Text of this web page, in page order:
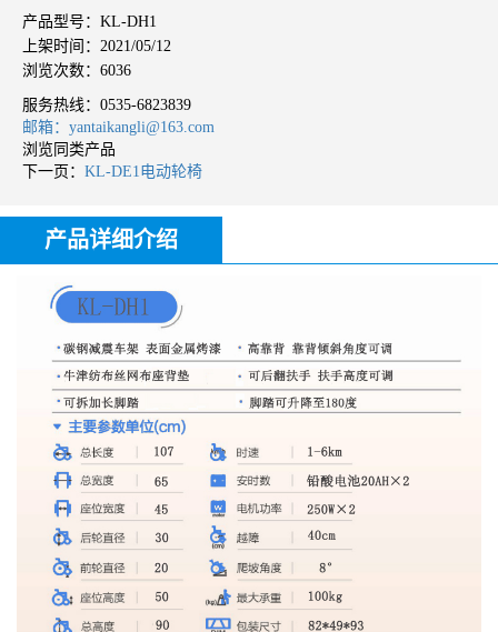
产品型号：KL-DH1
上架时间：2021/05/12
浏览次数：6036
服务热线： 0535-6823839
邮箱：yantaikangli@163.com
浏览同类产品
下一页： KL-DE1电动轮椅
产品详细介绍